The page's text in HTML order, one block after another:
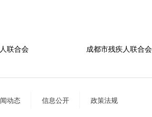
动态 信息公开 政策法规
联合会 成都市残疾人联合会